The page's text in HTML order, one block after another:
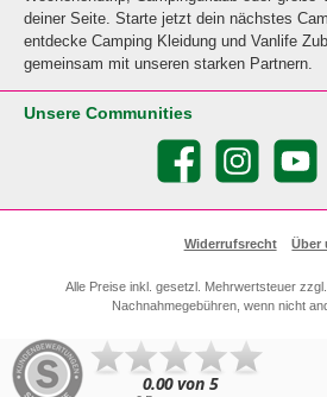
deiner Seite. Starte jetzt dein nächstes
entdecke Camping Kleidung und Vanlife
gemeinsam mit unseren starken Partnern.
Unsere Communities
Facebook Instagram YouTube
Widerrufsrecht Über
Alle Preise inkl. gesetzl. Mehrwertsteuer zzgl.
Nachnahmegebühren, wenn nicht